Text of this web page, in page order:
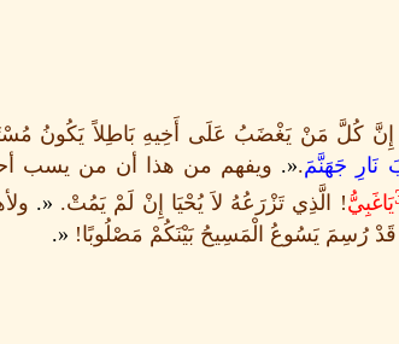
إِنَّ كُلَّ مَنْ يَغْضَبُ عَلَى أَخِيهِ بَاطِلاً يَكُونُ
جَهَنَّمَ.
«. ويفهم من هذا أن من يسب
يَاغَبِيُّ! الَّذِي تَزْرَعُهُ لاَ يُحْيَا إِنْ لَمْ يَمُتْ.
«.
قَدْ رُسِمَ يَسُوعُ الْمَسِيحُ بَيْنَكُمْ مَصْلُوبًا!
«.